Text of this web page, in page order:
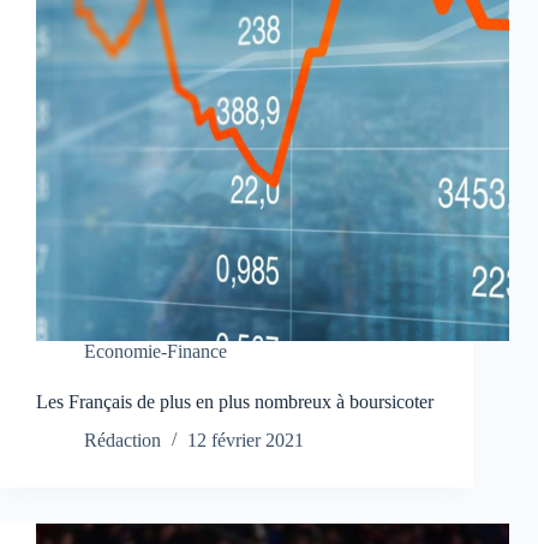
Economie-Finance
Les Français de plus en plus nombreux à boursicoter
Rédaction
12 février 2021